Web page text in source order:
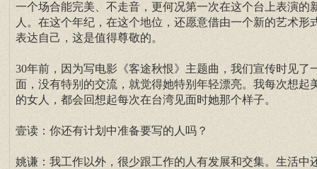
一个场合能完美、不走音，更何况第一次在这个台上表演的
人。在这个年纪，在这个地位，还愿意借由一个新的艺术形
表达自己，这是值得尊敬的。
30年前，因为写电影《客途秋恨》主题曲，我们宣传时见了
面，没有特别的交流，就觉得她特别年轻漂亮。我每次想起
的女人，都会回想起每次在台湾见面时她那个样子。
壹读：你还有计划中准备要写的人吗？
姚谦：我工作以外，很少跟工作的人有发展和交集。生活中